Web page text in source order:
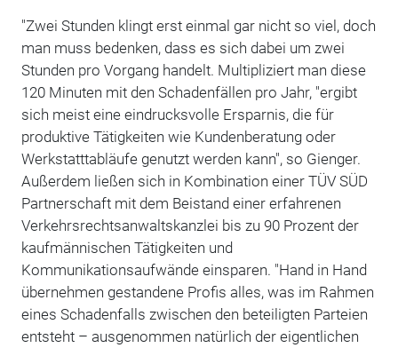
"Zwei Stunden klingt erst einmal gar nicht so viel, doch
man muss bedenken, dass es sich dabei um zwei
Stunden pro Vorgang handelt. Multipliziert man diese
120 Minuten mit den Schadenfällen pro Jahr, "ergibt
sich meist eine eindrucksvolle Ersparnis, die für
produktive Tätigkeiten wie Kundenberatung oder
Werkstatttabläufe genutzt werden kann", so Gienger.
Außerdem ließen sich in Kombination einer TÜV SÜD
Partnerschaft mit dem Beistand einer erfahrenen
Verkehrsrechtsanwaltskanzlei bis zu 90 Prozent der
kaufmännischen Tätigkeiten und
Kommunikationsaufwände einsparen. "Hand in Hand
übernehmen gestandene Profis alles, was im Rahmen
eines Schadenfalls zwischen den beteiligten Parteien
entsteht – ausgenommen natürlich der eigentlichen